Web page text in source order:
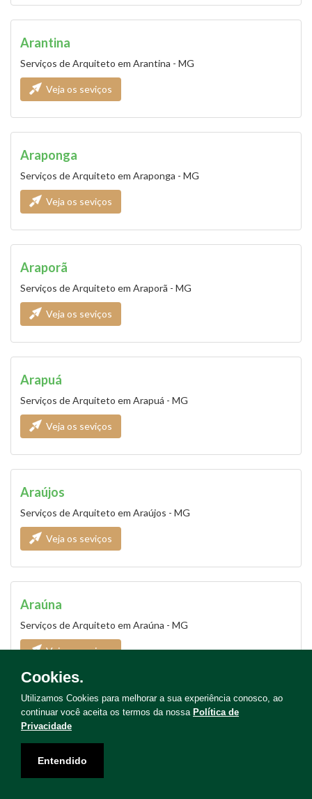
Arantina
Serviços de Arquiteto em Arantina - MG
Veja os seviços
Araponga
Serviços de Arquiteto em Araponga - MG
Veja os seviços
Araporã
Serviços de Arquiteto em Araporã - MG
Veja os seviços
Arapuá
Serviços de Arquiteto em Arapuá - MG
Veja os seviços
Araújos
Serviços de Arquiteto em Araújos - MG
Veja os seviços
Araúna
Serviços de Arquiteto em Araúna - MG
Veja os seviços
Araxá
Veja os seviços
Cookies.
Utilizamos Cookies para melhorar a sua experiência conosco, ao
continuar você aceita os termos da nossa Política de
Privacidade
Entendido